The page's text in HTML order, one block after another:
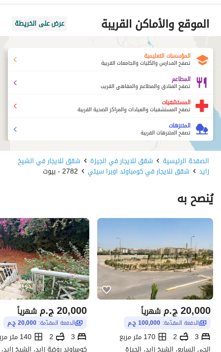
الموقع والأماكن القريبة عرض على الخريطة
المؤسسات التعليمية
تصفح المدارس والكليات والجامعات القريبة
المطاعم
تصفح الفنادق والمطاعم والمقاهي القريب
المستشفيات
تصفح المستشفيات والعيادات والمراكز الصحية القريبة
المتنزهات
تصفح المتنزهات القريبة
الصفحة الرئيسية شقق للايجار في الجيزة شقق للايجار في الشيخ
زايد شقق للايجار في كومباوند اوبرا سيتي 2782 - بيوت
يُنصح به
ج.م20,000 شهرياً
الدفعة المقدّمة: 100,000 ج.م
3
2
170 متر مربع
الحي السابع، الشيخ زايد، الجيزة
ج.م20,000 شهرياً
الدفعة المقدّمة: 20,000 ج.م
3
2
140 متر مربع
كومباوند روضة زايد، الشيخ